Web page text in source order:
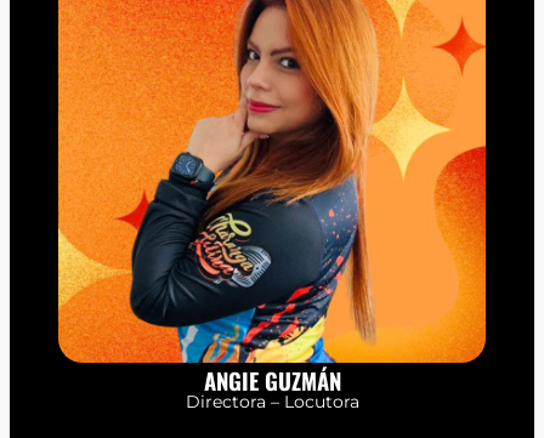
ANGIE GUZMÁN
Directora – Locutora